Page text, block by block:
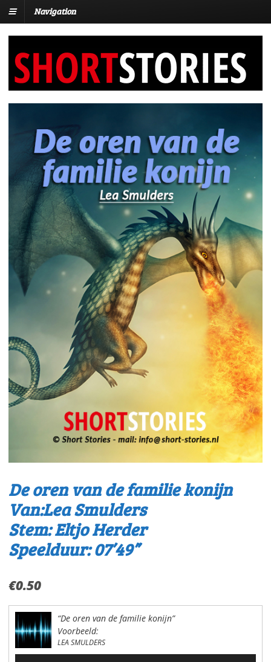
Navigation
De oren van de familie konijn
Van:Lea Smulders
Stem: Eltjo Herder
Speelduur: 07’49”
€0.50
“De oren van de familie konijn”
Voorbeeld:
LEA SMULDERS